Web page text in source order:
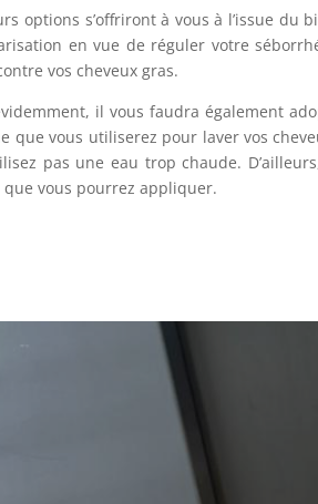
options s’offriront à vous à l’issue
en vue de réguler votre
vos cheveux gras.
il vous faudra également
que vous utiliserez pour laver vos
pas une eau trop chaude.
que vous pourrez appliquer.